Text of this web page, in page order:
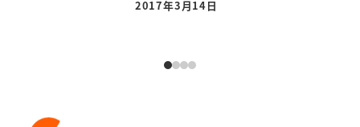
投稿日
2017年3月14日